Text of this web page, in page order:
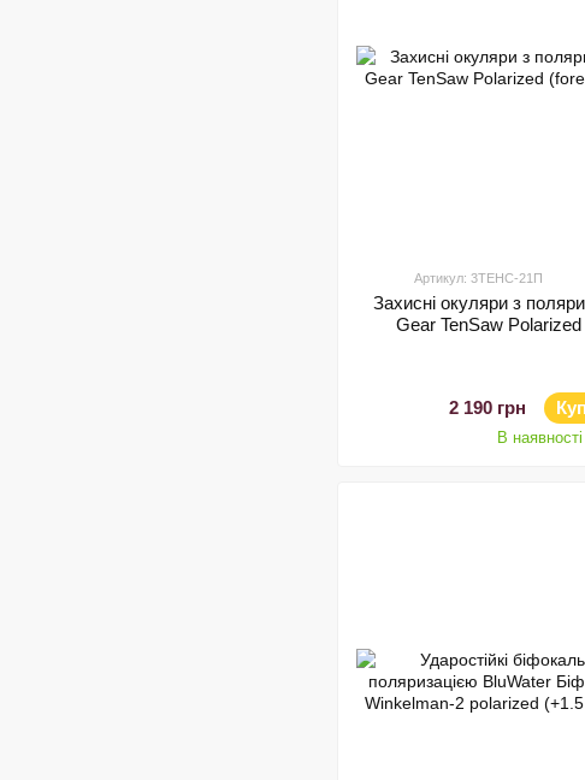
Артикул: 3ТЕНС-21П
Захисні окуляри з
Gear TenSaw
2 190 грн
В наявності